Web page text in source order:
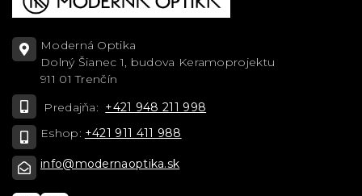
Moderná Optika
Dolný Šianec 1, budova Keramoprojektu
911 01 Trenčín
Predajňa: +421 948 211 998
Eshop: +421 911 411 988
info@modernaoptika.sk